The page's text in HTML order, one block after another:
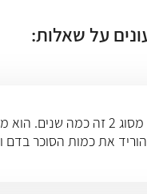
על שאלות:
את כמות הסוכר